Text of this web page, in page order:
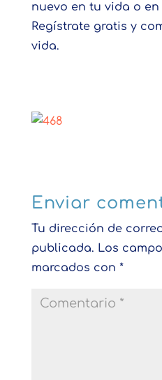
nuevo en tu vida o
Regístrate gratis y
vida.
Enviar
Tu dirección de
publicada. Los
marcados con *